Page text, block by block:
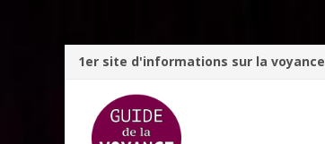
1er site d'informations sur la voyance